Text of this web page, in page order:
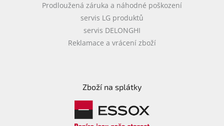
Prodloužená záruka a náhodné poškození
servis LG produktů
servis DELONGHI
Reklamace a vrácení zboží
Zboží na splátky